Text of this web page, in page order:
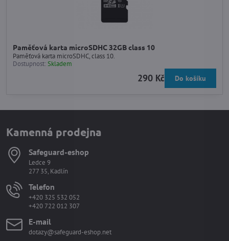
Paměťová karta microSDHC 32GB class 10
Paměťová karta microSDHC, class 10.
Dostupnost:Skladem
290 Kč Do košíku
Kamenná prodejna
Safeguard-eshop
Ledce 9
277 35, Kadlín
Telefon
+420 325 532 052
+420 722 012 307
E-mail
dotazy@safeguard-eshop.net